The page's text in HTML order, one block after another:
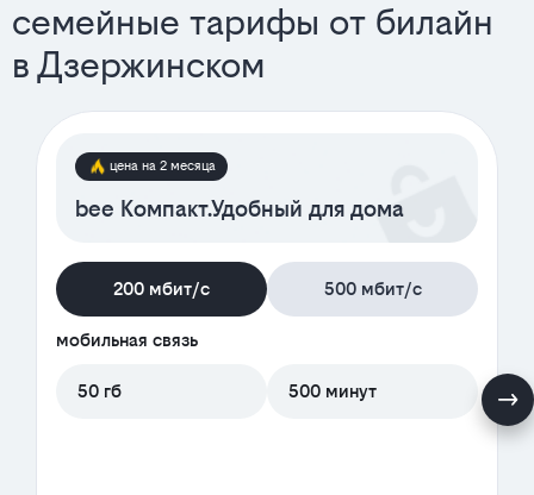
семейные тарифы от билайн
в Дзержинском
цена на 2 месяца
bee Компакт.Удобный для дома
200 мбит/с 500 мбит/с
мобильная связь
50 гб 500 минут